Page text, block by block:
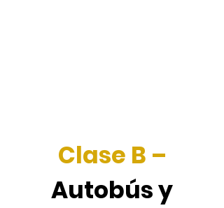
Clase B –
Autobús y